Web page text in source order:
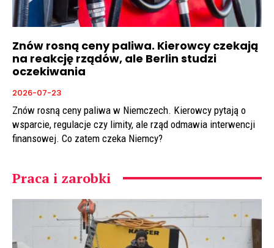
Znów rosną ceny paliwa. Kierowcy czekają
na reakcję rządów, ale Berlin studzi
oczekiwania
2026-07-23
Znów rosną ceny paliwa w Niemczech. Kierowcy pytają o
wsparcie, regulacje czy limity, ale rząd odmawia interwencji
finansowej. Co zatem czeka Niemcy?
Praca i zarobki